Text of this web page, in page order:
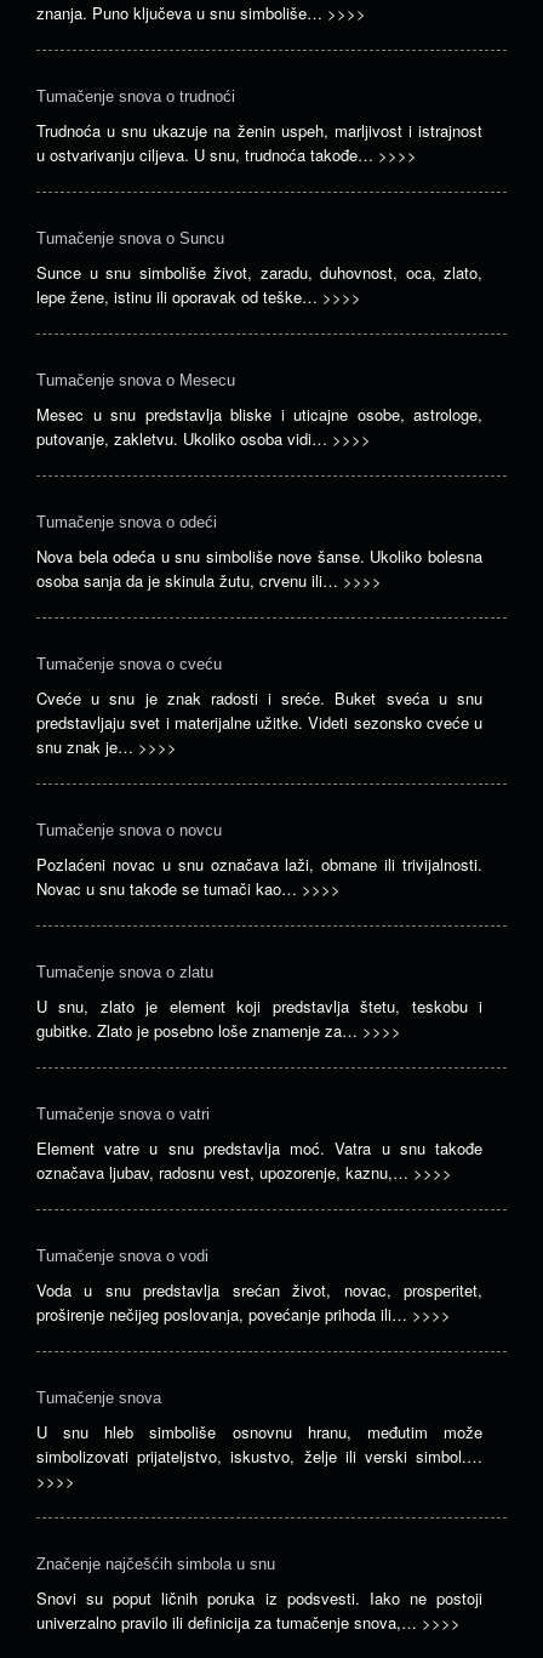
znanja. Puno ključeva u snu simboliše… >>>>
Tumačenje snova o trudnoći
Trudnoća u snu ukazuje na ženin uspeh, marljivost i istrajnost
u ostvarivanju ciljeva. U snu, trudnoća takođe… >>>>
Tumačenje snova o Suncu
Sunce u snu simboliše život, zaradu, duhovnost, oca, zlato,
lepe žene, istinu ili oporavak od teške… >>>>
Tumačenje snova o Mesecu
Mesec u snu predstavlja bliske i uticajne osobe, astrologe,
putovanje, zakletvu. Ukoliko osoba vidi… >>>>
Tumačenje snova o odeći
Nova bela odeća u snu simboliše nove šanse. Ukoliko bolesna
osoba sanja da je skinula žutu, crvenu ili… >>>>
Tumačenje snova o cveću
Cveće u snu je znak radosti i sreće. Buket sveća u snu
predstavljaju svet i materijalne užitke. Videti sezonsko cveće u
snu znak je… >>>>
Tumačenje snova o novcu
Pozlaćeni novac u snu označava laži, obmane ili trivijalnosti.
Novac u snu takođe se tumači kao… >>>>
Tumačenje snova o zlatu
U snu, zlato je element koji predstavlja štetu, teskobu i
gubitke. Zlato je posebno loše znamenje za… >>>>
Tumačenje snova o vatri
Element vatre u snu predstavlja moć. Vatra u snu takođe
označava ljubav, radosnu vest, upozorenje, kaznu,… >>>>
Tumačenje snova o vodi
Voda u snu predstavlja srećan život, novac, prosperitet,
proširenje nečijeg poslovanja, povećanje prihoda ili… >>>>
Tumačenje snova
U snu hleb simboliše osnovnu hranu, međutim može
simbolizovati prijateljstvo, iskustvo, želje ili verski simbol.…
>>>>
Značenje najčešćih simbola u snu
Snovi su poput ličnih poruka iz podsvesti. Iako ne postoji
univerzalno pravilo ili definicija za tumačenje snova,… >>>>